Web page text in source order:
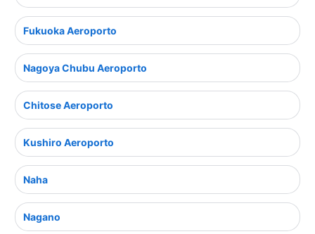
Fukuoka Aeroporto
Nagoya Chubu Aeroporto
Chitose Aeroporto
Kushiro Aeroporto
Naha
Nagano